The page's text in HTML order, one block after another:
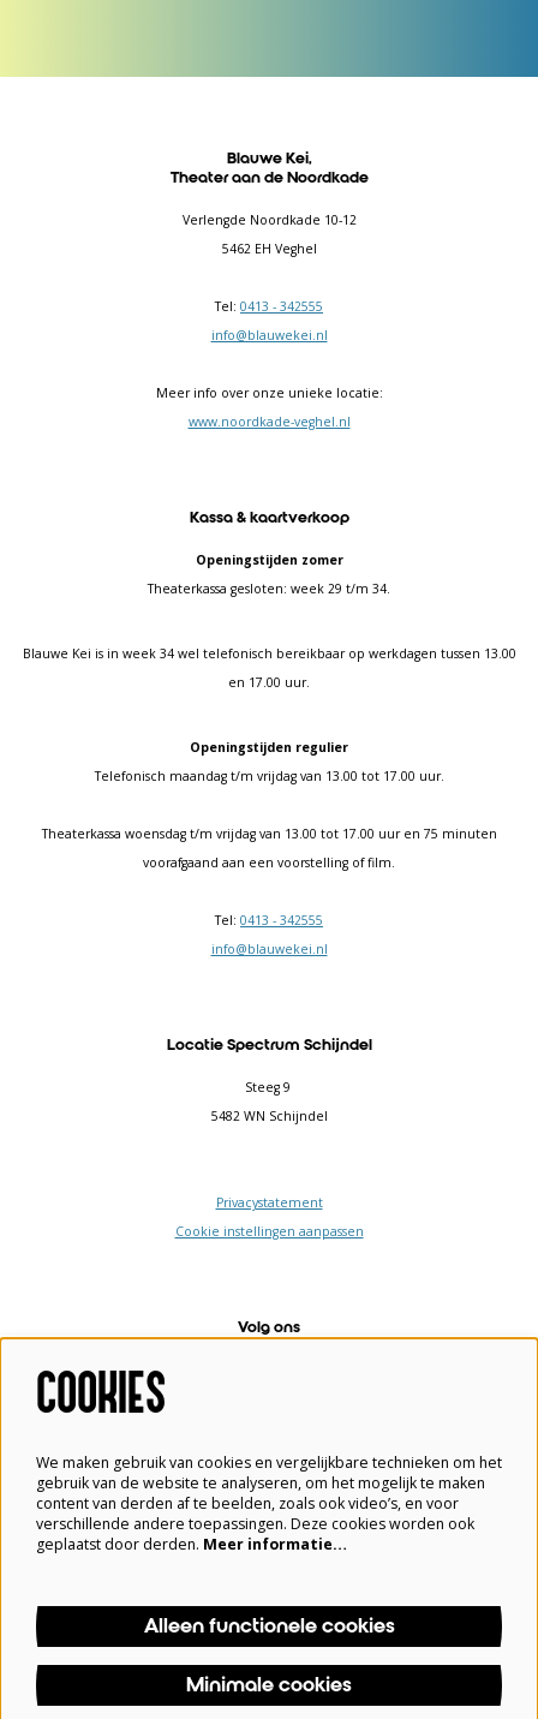
Blauwe Kei,
Theater aan de Noordkade
Verlengde Noordkade 10-12
5462 EH Veghel
Tel: 0413 - 342555
info@blauwekei.nl
Meer info over onze unieke locatie:
www.noordkade-veghel.nl
Kassa & kaartverkoop
Openingstijden zomer
Theaterkassa gesloten: week 29 t/m 34.
Blauwe Kei is in week 34 wel telefonisch bereikbaar op werkdagen tussen 13.00
en 17.00 uur.
Openingstijden regulier
Telefonisch maandag t/m vrijdag van 13.00 tot 17.00 uur.
Theaterkassa woensdag t/m vrijdag van 13.00 tot 17.00 uur en 75 minuten
voorafgaand aan een voorstelling of film.
Tel: 0413 - 342555
info@blauwekei.nl
Locatie Spectrum Schijndel
Steeg 9
5482 WN Schijndel
Privacystatement
Cookie instellingen aanpassen
Volg ons
Aanmelden
Deze site wordt beschermd door reCAPTCHA, dataverwerking gebeurt in overeenstemming met deCloud Data Processing Addendum van Google.
COOKIES
We maken gebruik van cookies en vergelijkbare technieken om het
gebruik van de website te analyseren, om het mogelijk te maken
content van derden af te beelden, zoals ook video’s, en voor
verschillende andere toepassingen. Deze cookies worden ook
geplaatst door derden. Meer informatie…
Alleen functionele cookies
Minimale cookies